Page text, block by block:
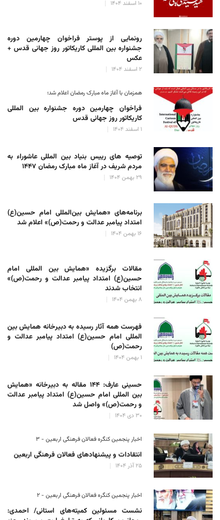
۱۰ اسفند ۱۴۰۴
رونمایی از پوستر فراخوان چهارمین دوره
جشنواره بین المللی کاریکاتور روز جهانی قدس +
عکس
۲ اسفند ۱۴۰۴
همزمان با آغاز ماه مبارک رمضان اعلام شد؛
فراخوان چهارمین دوره جشنواره بین المللی
کاریکاتور روز جهانی قدس
۱ اسفند ۱۴۰۴
توصیه های رییس بنیاد بین المللی عاشوراء به
مردم شریف در آغاز ماه مبارک رمضان ۱۴۴۷
۲۹ بهمن ۱۴۰۴
برنامه‌های «همایش بین‌المللی امام حسین(ع)
امتداد پیامبر عدالت و رحمت(ص)» اعلام شد
۱۶ بهمن ۱۴۰۴
مقالات برگزیده «همایش بین المللی امام
حسین(ع) امتداد پیامبر عدالت و رحمت(ص)»
انتخاب شدند
۸ بهمن ۱۴۰۴
فهرست همه آثار رسیده به دبیرخانه همایش بین
المللی امام حسین(ع) امتداد پیامبر عدالت و
رحمت(ص)
۱ بهمن ۱۴۰۴
حسینی عارف: ۱۴۴ مقاله به دبیرخانه «همایش
بین المللی امام حسین(ع) امتداد پیامبر عدالت
و رحمت(ص)» واصل شد
۳۰ دی ۱۴۰۴
اخبار پنجمین کنگره فعالان فرهنگی اربعین - ۳
انتقادات و پیشنهادهای فعالان فرهنگی اربعین
۲۵ آذر ۱۴۰۴
اخبار پنجمین کنگره فعالان فرهنگی اربعین - ۲
نشست مسئولین کمیته‌های استانی/ احمدی: